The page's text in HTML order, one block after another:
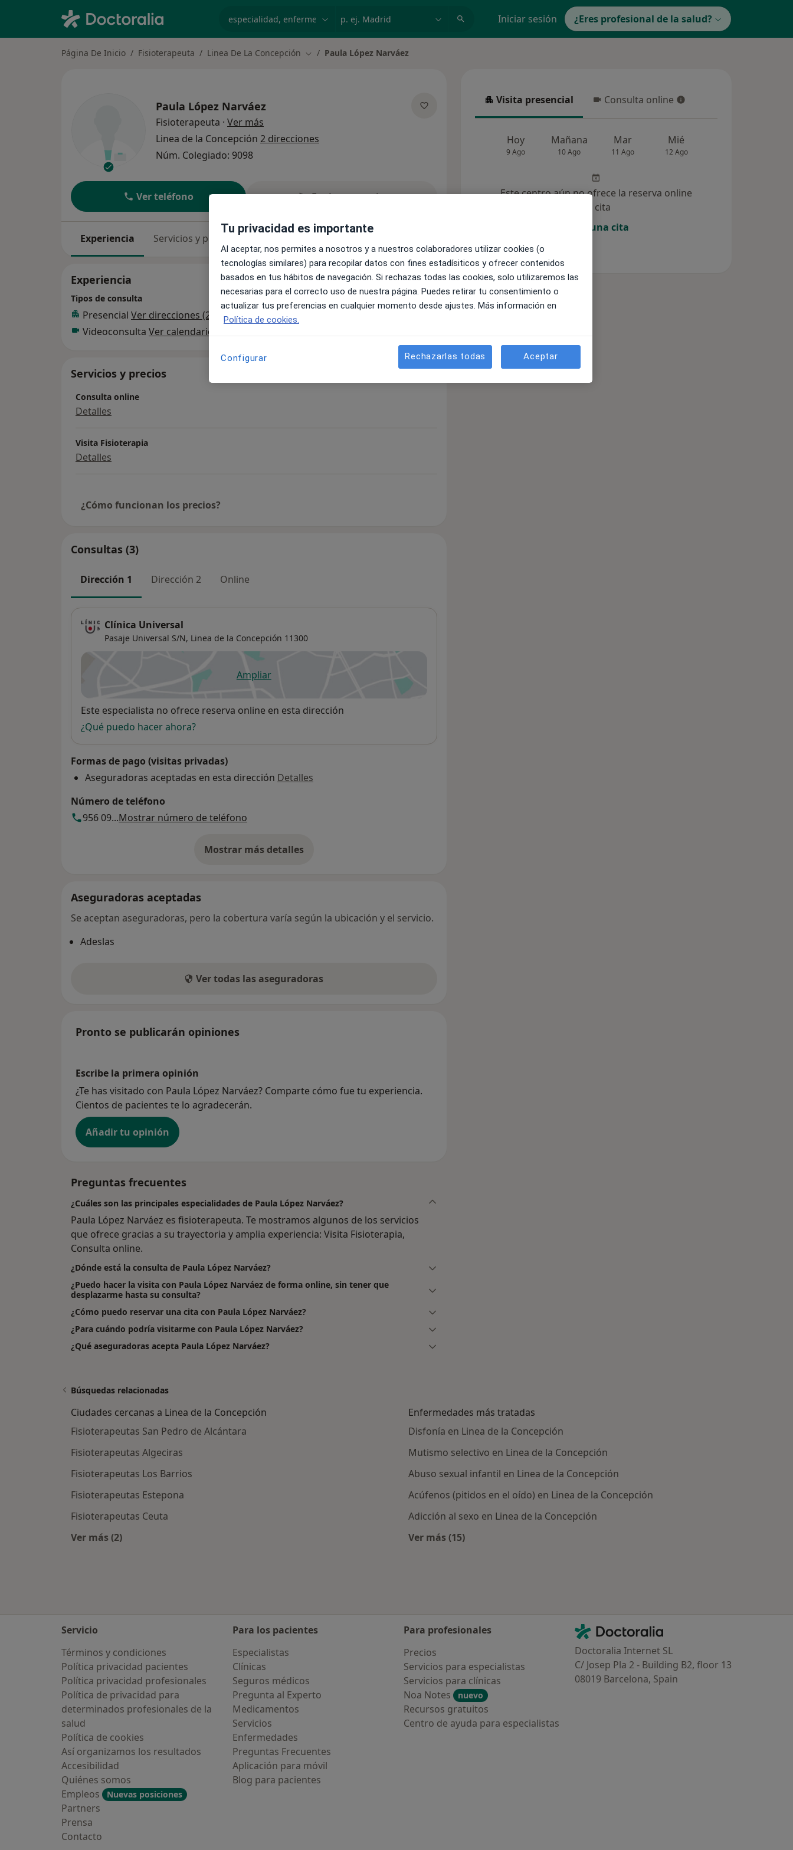
Iniciar sesión ¿Eres profesional de la salud?
Página De Inicio Fisioterapeuta Linea De La Concepción Cambiar de ciudad
Paula López Narváez
Paula López Narváez
Fisioterapeuta · Ver más
Linea de la Concepción 2 direcciones
Núm. Colegiado: 9098
Ver teléfono Enviar mensaje
Experiencia Servicios y precios Aseguradoras
Experiencia
Tipos de consulta
Presencial Ver direcciones (2)
Videoconsulta Ver calendario online
Servicios y precios
Consulta online
Detalles
Visita Fisioterapia
Detalles
¿Cómo funcionan los precios?
Consultas (3)
Dirección 1 Dirección 2 Online
Clínica Universal
Pasaje Universal S/N, Linea de la Concepción 11300
Ampliarse abre en una nueva pestaña
Disponibilidad
Este especialista no ofrece reserva online en esta dirección
¿Qué puedo hacer ahora?
Formas de pago (visitas privadas)
Aseguradoras aceptadas en esta dirección Detalles
Número de teléfono
956 09...Mostrar número de teléfono
Mostrar más detalles
sobre la dirección
Aseguradoras aceptadas
Se aceptan aseguradoras, pero la cobertura varía según la ubicación y el servicio.
Adeslas
Ver todas las aseguradoras
Pronto se publicarán opiniones
Escribe la primera opinión
¿Te has visitado con Paula López Narváez? Comparte cómo fue tu experiencia.
Cientos de pacientes te lo agradecerán.
Añadir tu opinión
Preguntas frecuentes
¿Cuáles son las principales especialidades de Paula López Narváez?
Paula López Narváez es fisioterapeuta. Te mostramos algunos de los servicios
que ofrece gracias a su trayectoria y amplia experiencia: Visita Fisioterapia,
Consulta online.
¿Dónde está la consulta de Paula López Narváez?
¿Puedo hacer la visita con Paula López Narváez de forma online, sin tener que
desplazarme hasta su consulta?
¿Cómo puedo reservar una cita con Paula López Narváez?
¿Para cuándo podría visitarme con Paula López Narváez?
¿Qué aseguradoras acepta Paula López Narváez?
Visita presencial
Visita presencial Consulta online
Consulta online
Hoy
9 Ago
Mañana
10 Ago
Mar
11 Ago
Mié
12 Ago
Este centro aún no ofrece la reserva online
de cita
Pedir una cita
Búsquedas relacionadas
Ciudades cercanas a Linea de la Concepción
Fisioterapeutas San Pedro de Alcántara
Fisioterapeutas Algeciras
Fisioterapeutas Los Barrios
Fisioterapeutas Estepona
Fisioterapeutas Ceuta
Ver más (2)
Enfermedades más tratadas
Disfonía en Linea de la Concepción
Mutismo selectivo en Linea de la Concepción
Abuso sexual infantil en Linea de la Concepción
Acúfenos (pitidos en el oído) en Linea de la Concepción
Adicción al sexo en Linea de la Concepción
Ver más (15)
Servicio
Términos y condiciones
Política privacidad pacientes
Política privacidad profesionales
Política de privacidad para
determinados profesionales de la
salud
Política de cookies
Así organizamos los resultados
Accesibilidad
Quiénes somos
Empleos
Nuevas posiciones
Partners
Prensa
Contacto
Para los pacientes
Especialistas
Clínicas
Seguros médicos
Pregunta al Experto
Medicamentos
Servicios
Enfermedades
Preguntas Frecuentes
Aplicación para móvil
Blog para pacientes
Para profesionales
Precios
Servicios para especialistas
Servicios para clínicas
Noa Notes
nuevo
Recursos gratuitos
Centro de ayuda para especialistas
Contacto
Doctoralia - Página de inicio
Doctoralia Internet SL
C/ Josep Pla 2 - Building B2, floor 13
08019 Barcelona, Spain
Tu privacidad es importante
Al aceptar, nos permites a nosotros y a nuestros colaboradores utilizar cookies (o
tecnologías similares) para recopilar datos con fines estadísiticos y ofrecer contenidos
basados en tus hábitos de navegación. Si rechazas todas las cookies, solo utilizaremos las
necesarias para el correcto uso de nuestra página. Puedes retirar tu consentimiento o
actualizar tus preferencias en cualquier momento desde ajustes. Más información en
Política de cookies.
Configurar Rechazarlas todas Aceptar